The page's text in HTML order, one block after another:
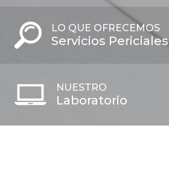
LO QUE OFRECEMOS
Servicios Periciales
NUESTRO
Laboratorio